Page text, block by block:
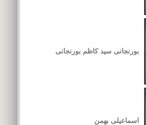
بورنجانی سید کاظم بورنجانی
اسماعیلی بهمن